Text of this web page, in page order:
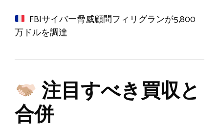
FBIサイバー脅威顧問フィリグランが5,800
万ドルを調達
注目すべき買収と
合併